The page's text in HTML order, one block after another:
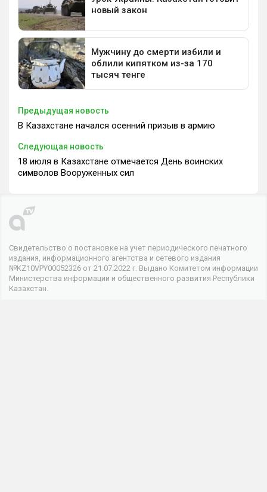
Предыдущая новость
В Казахстане начался осенний призыв в армию
Следующая новость
18 июля в Казахстане отмечается День воинских
символов Вооруженных сил
Свидетельство о постановке на учет периодического печатного
издания, информационного агентства и сетевого издания
№KZ10VPY00052326 от 21.07.2022 г. Выдано Комитетом информации
Министерства информации и общественного развития Республики
Казахстан.